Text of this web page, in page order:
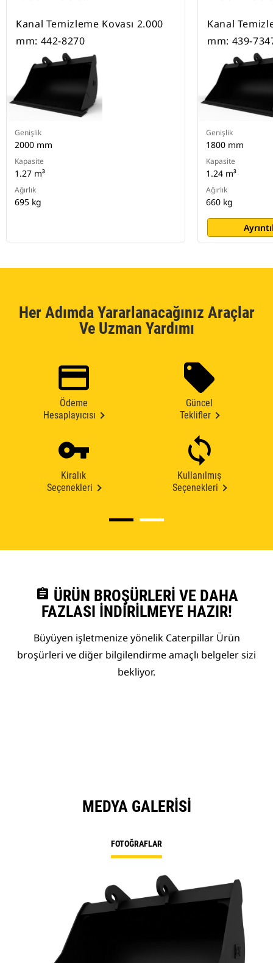
Kanal Temizleme Kovası 2.000
mm: 442-8270
Genişlik
2000 mm
Kapasite
1.27 m³
Ağırlık
695 kg
Kanal
mm: 439-
Genişlik
1800 mm
Kapasite
1.24 m³
Ağırlık
660 kg
Her Adımda Yararlanacağınız Araçlar
Ve Uzman Yardımı
Ödeme
Hesaplayıcısı
Güncel
Teklifler
Kiralık
Seçenekleri
Kullanılmış
Seçenekleri
assignment ÜRÜN BROŞÜRLERI VE DAHA
FAZLASI İNDIRILMEYE HAZIR!
Büyüyen işletmenize yönelik Caterpillar Ürün
broşürleri ve diğer bilgilendirme amaçlı belgeler sizi
bekliyor.
MEDYA GALERISI
FOTOĞRAFLAR